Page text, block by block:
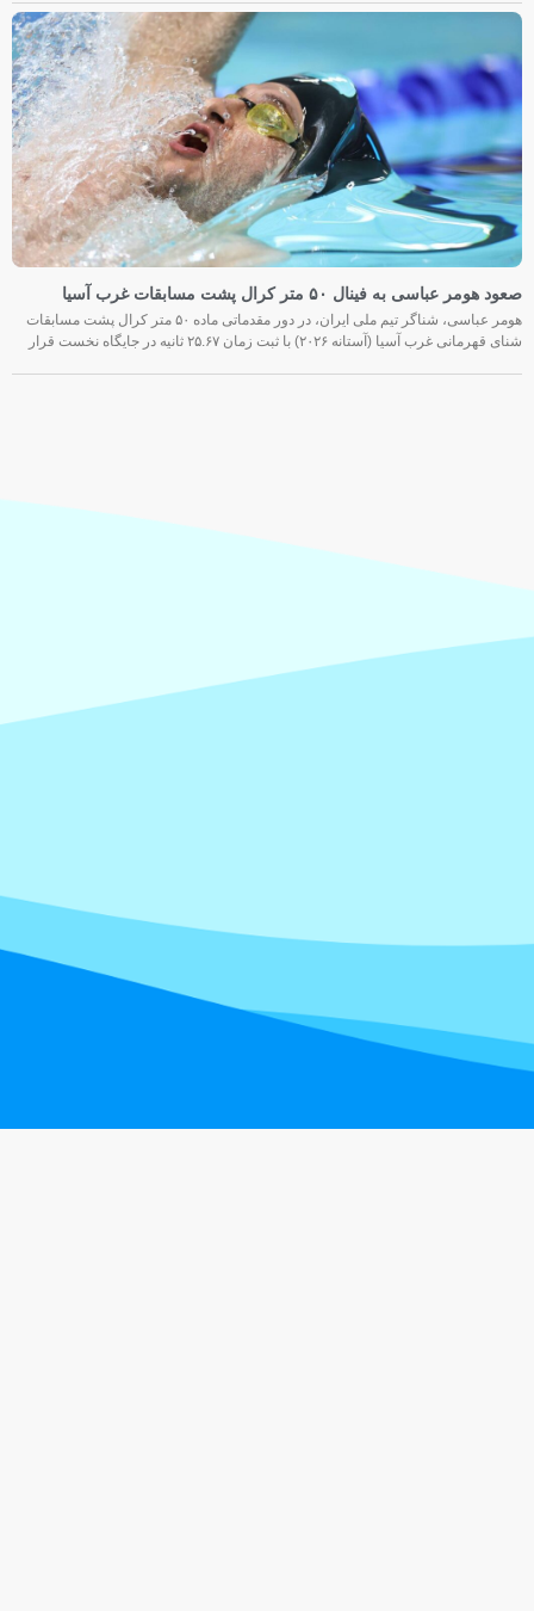
صعود هومر عباسی به فینال ۵۰ متر کرال پشت مسابقات غرب آسیا
هومر عباسی، شناگر تیم ملی ایران، در دور مقدماتی ماده ۵۰ متر کرال پشت مسابقات
شنای قهرمانی غرب آسیا (آستانه ۲۰۲۶) با ثبت زمان ۲۵.۶۷ ثانیه در جایگاه نخست قرار